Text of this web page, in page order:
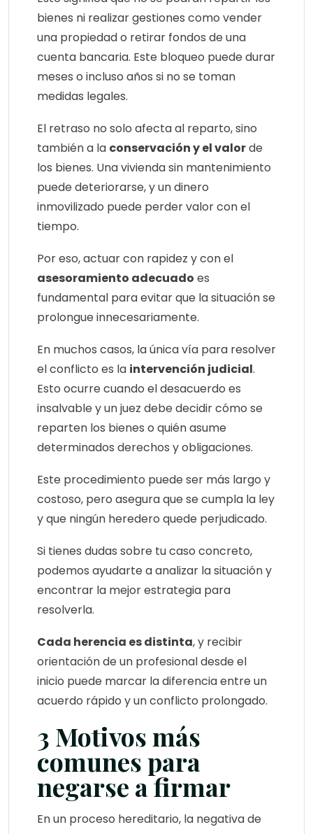
bienes ni realizar gestiones como vender
una propiedad o retirar fondos de una
cuenta bancaria. Este bloqueo puede durar
meses o incluso años si no se toman
medidas legales.
El retraso no solo afecta al reparto, sino
también a la conservación y el valorde
los bienes. Una vivienda sin mantenimiento
puede deteriorarse, y un dinero
inmovilizado puede perder valor con el
tiempo.
Por eso, actuar con rapidez y con el
asesoramiento adecuado es
fundamental para evitar que la situación se
prolongue innecesariamente.
En muchos casos, la única vía para resolver
el conflicto es la intervención judicial.
Esto ocurre cuando el desacuerdo es
insalvable y un juez debe decidir cómo se
reparten los bienes o quién asume
determinados derechos y obligaciones.
Este procedimiento puede ser más largo y
costoso, pero asegura que se cumpla la ley
y que ningún heredero quede perjudicado.
Si tienes dudas sobre tu caso concreto,
podemos ayudarte a analizar la situación y
encontrar la mejor estrategia para
resolverla.
Cada herencia es distinta, y recibir
orientación de un profesional desde el
inicio puede marcar la diferencia entre un
acuerdo rápido y un conflicto prolongado.
3 Motivos más
comunes para
negarse a firmar
En un proceso hereditario, la negativa de